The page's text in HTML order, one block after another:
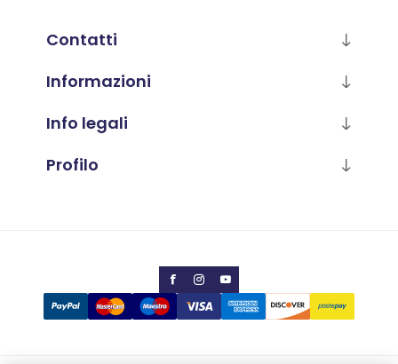
Contatti
Informazioni
Info legali
Profilo